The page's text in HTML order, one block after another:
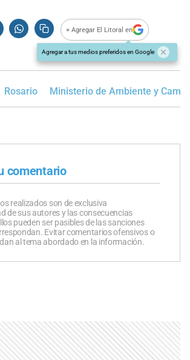
+ Agregar El Litoral en
Agregar a tus medios preferidos en Google
Rosario Ministerio de Ambiente y
comentario
realizados son de exclusiva
de sus autores y las consecuencias
pueden ser pasibles de las sanciones
Evitar comentarios ofensivos o
al tema abordado en la información.